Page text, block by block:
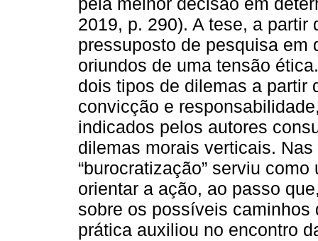
2019, p. 290). A tese, a
pressuposto de pesquisa em
oriundos de uma tensão
dois tipos de dilemas a partir
convicção e
indicados pelos autores
dilemas morais verticais.
“burocratização” serviu
orientar a ação, ao passo
sobre os possíveis caminhos
prática auxiliou no encontro